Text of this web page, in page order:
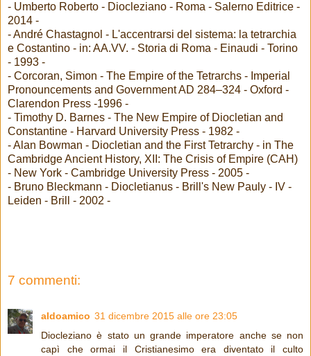
- Umberto Roberto - Diocleziano - Roma - Salerno Editrice -
2014 -
- André Chastagnol - L'accentrarsi del sistema: la tetrarchia
e Costantino - in: AA.VV. - Storia di Roma - Einaudi - Torino
- 1993 -
- Corcoran, Simon - The Empire of the Tetrarchs - Imperial
Pronouncements and Government AD 284–324 - Oxford -
Clarendon Press -1996 -
- Timothy D. Barnes - The New Empire of Diocletian and
Constantine - Harvard University Press - 1982 -
- Alan Bowman - Diocletian and the First Tetrarchy - in The
Cambridge Ancient History, XII: The Crisis of Empire (CAH)
- New York - Cambridge University Press - 2005 -
- Bruno Bleckmann - Diocletianus - Brill's New Pauly - IV -
Leiden - Brill - 2002 -
7 commenti:
aldoamico 31 dicembre 2015 alle ore 23:05
Diocleziano è stato un grande imperatore anche se non
capì che ormai il Cristianesimo era diventato il culto